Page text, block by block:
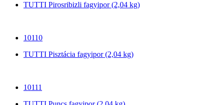
TUTTI Pirosribizli fagyipor (2,04 kg)
10110
TUTTI Pisztácia fagyipor (2,04 kg)
10111